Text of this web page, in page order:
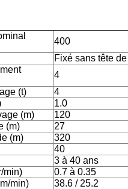
400
Fixé sans tête
4
(t)
4
1.0
(m)
120
(m)
27
(m)
320
40
3 à 40 ans
min)
0.7 à 0.35
min)
38.6 / 25.2